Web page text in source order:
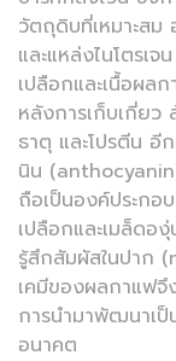
วัตถุดิบที่เหมาะสม
และแหล่งไนโตรเ
เปลือกและเนื้อผล
หลังการเก็บเกี่ยว
ธาตุ และโปรตีน อี
นิน
ถือเป็นองค์ประกอ
เปลือกและเมล็ดอ
รู้สึกสัมผัสในปาก
เคมีของผลกาแฟ
การนำมาพัฒนาเป็
อนาคต